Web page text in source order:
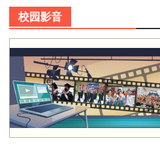
校园影音